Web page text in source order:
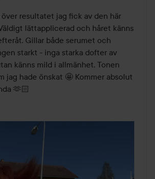
över resultatet jag fick av den här
lättapplicerad och håret känns
Gillar både serumet och
starkt - inga starka dofter av
känns mild i allmänhet. Tonen
jag hade önskat 🤩 Kommer absolut
🫶🏻